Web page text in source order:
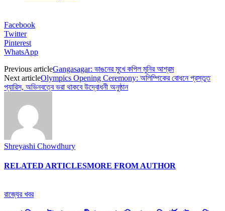
Facebook
Twitter
Pinterest
WhatsApp
Previous articleGangasagar: ভাঙনের মুখে কপিল মুনির আশ্রম
Next articleOlympics Opening Ceremony: অলিম্পিকের বোধনে প্রস্তুত
প্যারিস, অভিনবত্বে ভরা থাকবে উদ্বোধনী অনুষ্ঠান
Shreyashi Chowdhury
RELATED ARTICLESMORE FROM AUTHOR
রাজ্যের খবর